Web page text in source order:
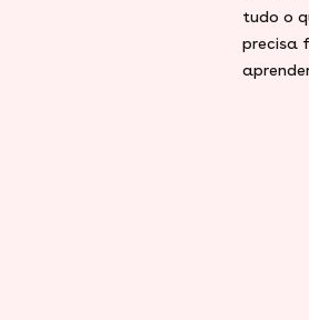
tudo o
precisa